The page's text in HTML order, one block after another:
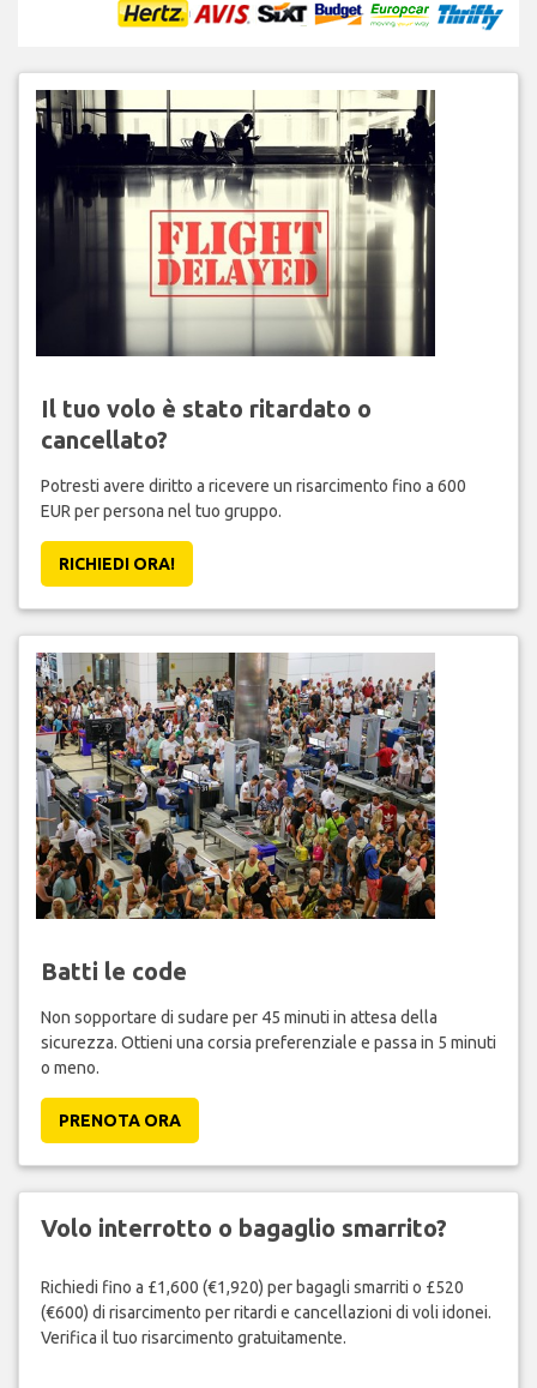
Il tuo volo è stato ritardato o
cancellato?
Potresti avere diritto a ricevere un risarcimento fino a 600
EUR per persona nel tuo gruppo.
RICHIEDI ORA!
Batti le code
Non sopportare di sudare per 45 minuti in attesa della
sicurezza. Ottieni una corsia preferenziale e passa in 5 minuti
o meno.
PRENOTA ORA
Volo interrotto o bagaglio smarrito?
Richiedi fino a £1,600 (€1,920) per bagagli smarriti o £520
(€600) di risarcimento per ritardi e cancellazioni di voli idonei.
Verifica il tuo risarcimento gratuitamente.